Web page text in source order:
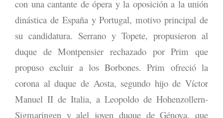
con una cantante de ópera y la oposición a la unión
dinástica de España y Portugal, motivo principal de
su candidatura. Serrano y Topete, propusieron al
duque de Montpensier rechazado por Prim que
propuso excluir a los Borbones. Prim ofreció la
corona al duque de Aosta, segundo hijo de Víctor
Manuel II de Italia, a Leopoldo de Hohenzollern-
Sigmaringen y alel joven duque de Génova, que